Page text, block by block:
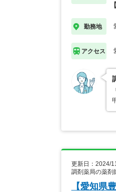
勤務地
アクセス
更新日：2024/
調剤薬局の薬
【愛知県